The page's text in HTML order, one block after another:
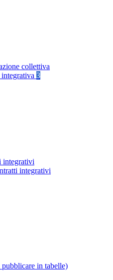
collettiva
3
integrativi
integrativi
in tabelle)